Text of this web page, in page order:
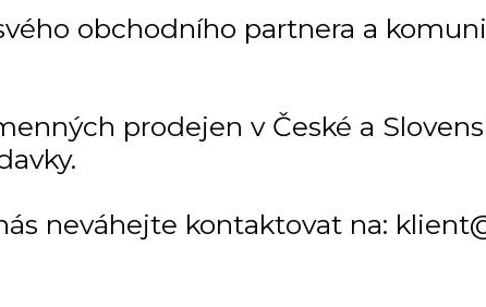
obchodního partnera a
prodejen v České a
neváhejte kontaktovat na: